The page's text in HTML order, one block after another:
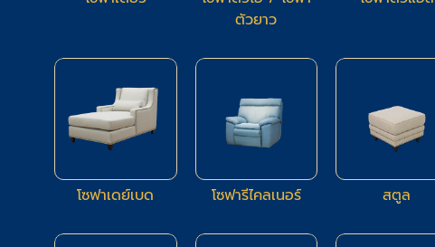
ตัวยาว
โซฟาเดย์เบด โซฟารีไคลเนอร์ สตูล